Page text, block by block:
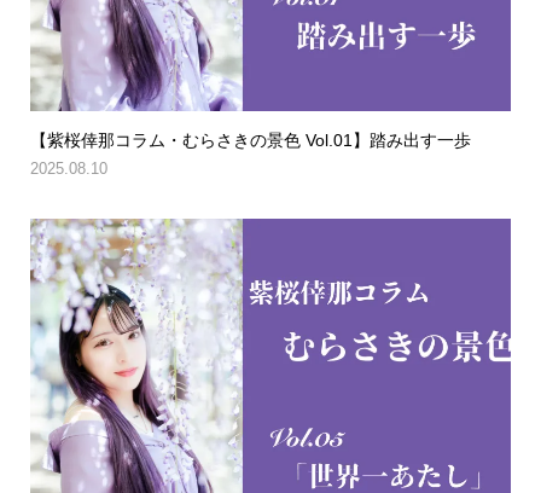
【紫桜倖那コラム・むらさきの景色 Vol.01】踏み出す一歩
2025.08.10